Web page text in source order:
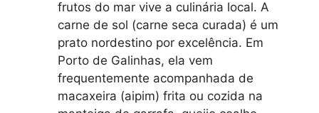
frutos do mar vive a culinária local. A
carne de sol (carne seca curada) é um
prato nordestino por excelência. Em
Porto de Galinhas, ela vem
frequentemente acompanhada de
macaxeira (aipim) frita ou cozida na